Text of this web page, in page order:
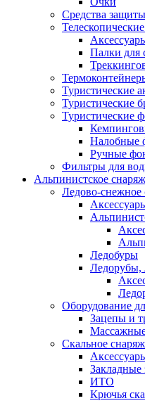
Средства
Палки для
Туристические
Туристические
Туристические
Налобные
Ручные
Фильтры для
Альпинистское
Ледово-снежное
Ледобуры
Ледорубы,
Оборудование
Зацепы и
Скальное
Закладные
ИТО
Крючья